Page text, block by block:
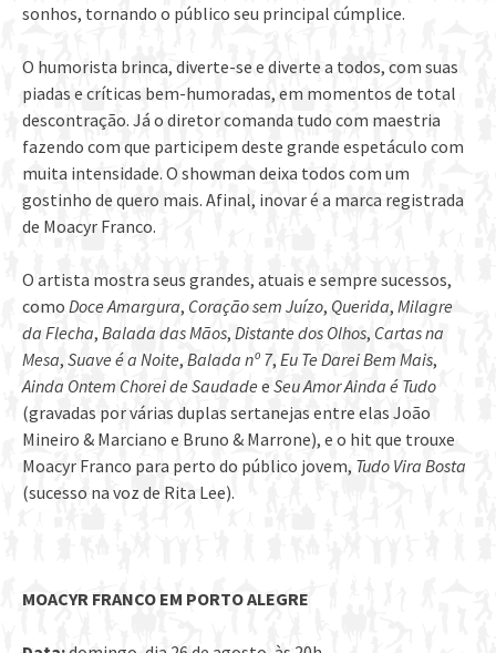
sonhos, tornando o público seu principal cúmplice.
O humorista brinca, diverte-se e diverte a todos, com suas
piadas e críticas bem-humoradas, em momentos de total
descontração. Já o diretor comanda tudo com maestria
fazendo com que participem deste grande espetáculo com
muita intensidade. O showman deixa todos com um
gostinho de quero mais. Afinal, inovar é a marca registrada
de Moacyr Franco.
O artista mostra seus grandes, atuais e sempre sucessos,
como Doce Amargura, Coração sem Juízo, Querida, Milagre
da Flecha, Balada das Mãos, Distante dos Olhos, Cartas na
Mesa, Suave é a Noite, Balada nº 7, Eu Te Darei Bem Mais,
Ainda Ontem Chorei de Saudade e Seu Amor Ainda é Tudo
(gravadas por várias duplas sertanejas entre elas João
Mineiro & Marciano e Bruno & Marrone), e o hit que trouxe
Moacyr Franco para perto do público jovem, Tudo Vira Bosta
(sucesso na voz de Rita Lee).
MOACYR FRANCO EM PORTO ALEGRE